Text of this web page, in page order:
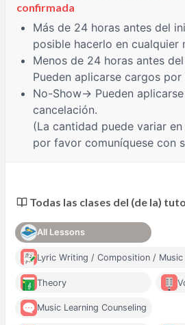
confirmada
Más de 24 horas antes del
posible hacerlo en cualquier
Menos de 24 horas antes
Pueden aplicarse cargos por
No-Show→ Pueden
cancelación.
(La cantidad puede variar
por favor comuníquese con
Todas las clases del (de la)
All Lessons
Lyric Writing / Composition /
Theory
Music Learning Counseling